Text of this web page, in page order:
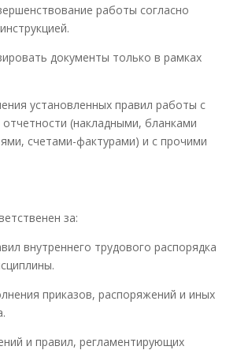
работы согласно
документы только в рамках
установленных правил работы с
(накладными, бланками
счетами-фактурами) и с прочими
за:
внутреннего трудового распорядка
приказов, распоряжений и иных
и правил, регламентирующих